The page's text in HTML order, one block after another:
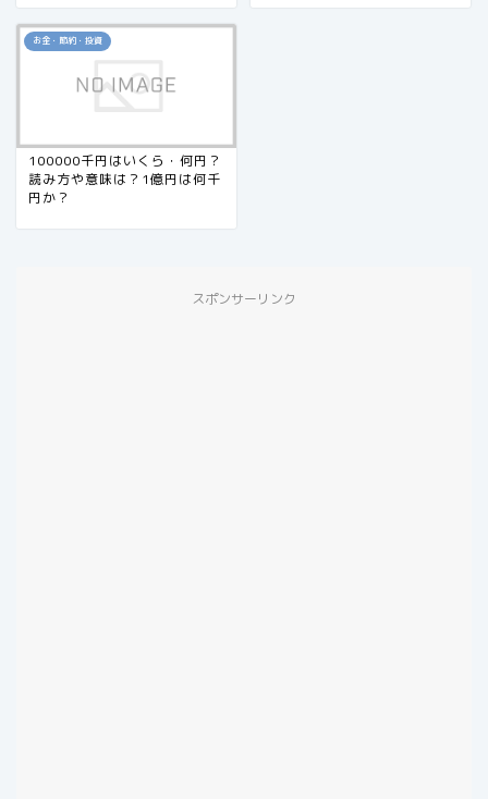
お金・節約・投資
100000千円はいくら・何円？
読み方や意味は？1億円は何千
円か？
スポンサーリンク